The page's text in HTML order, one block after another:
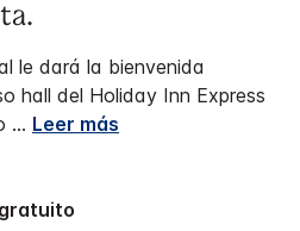
le dará la bienvenida
hall del Holiday Inn Express
... Leer más
gratuito